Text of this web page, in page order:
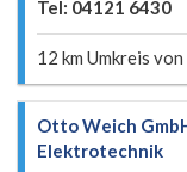
Tel: 04121 6430
12 km Umkreis
Otto Weich
Elektrotechnik